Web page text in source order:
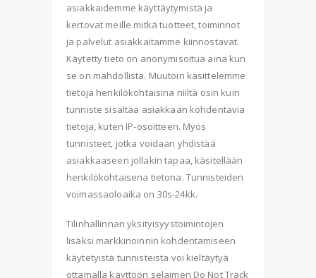
asiakkaidemme käyttäytymistä ja
kertovat meille mitkä tuotteet, toiminnot
ja palvelut asiakkaitamme kiinnostavat.
Käytetty tieto on anonymisoitua aina kun
se on mahdollista. Muutoin käsittelemme
tietoja henkilökohtaisina niiltä osin kuin
tunniste sisältää asiakkaan kohdentavia
tietoja, kuten IP-osoitteen. Myös
tunnisteet, jotka voidaan yhdistää
asiakkaaseen jollakin tapaa, käsitellään
henkilökohtaisena tietona. Tunnisteiden
voimassaoloaika on 30s-24kk.
Tilinhallinnan yksityisyystoimintojen
lisäksi markkinoinnin kohdentamiseen
käytetyistä tunnisteista voi kieltäytyä
ottamalla käyttöön selaimen Do Not Track